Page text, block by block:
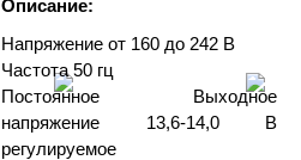
Описание:
Напряжение от 160 до 242 В
Частота 50 гц
Постоянное Выходное
напряжение 13,6-14,0 В
регулируемое